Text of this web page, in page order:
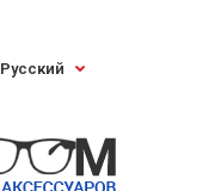
Русский